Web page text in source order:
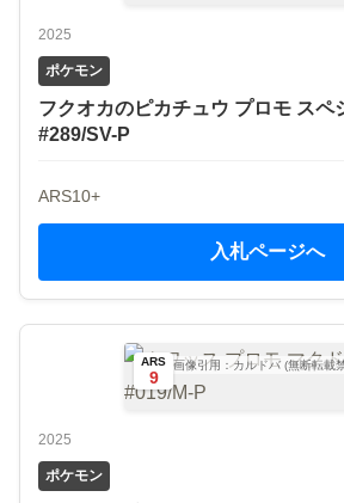
2025
ポケモン
フクオカのピカチュウ プロモ スペ
#289/SV-P
ARS10+
入札ページへ
ARS
9
画像引用：カルドバ (無断転載
2025
ポケモン